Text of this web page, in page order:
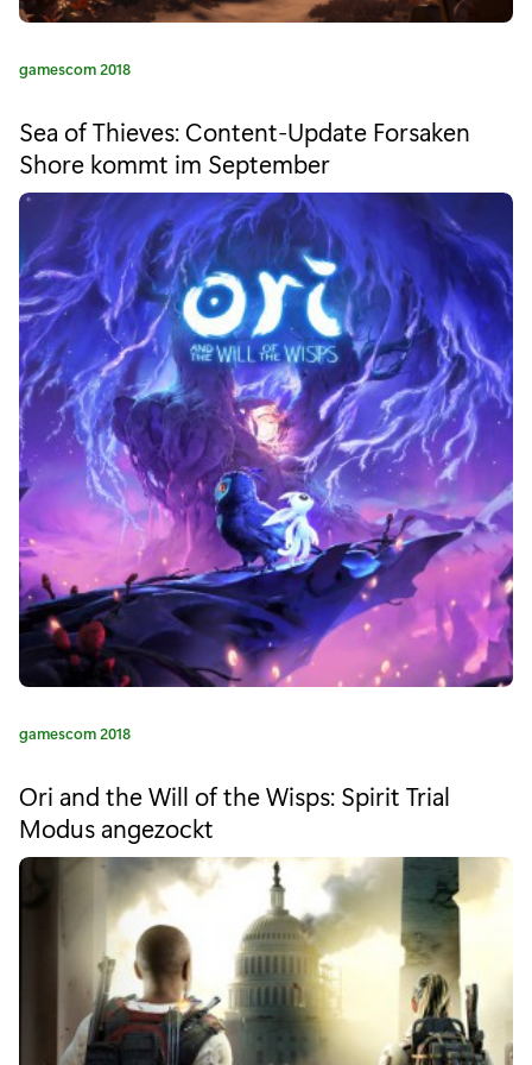
W
N
’
S
B
A
T
T
L
E
G
R
O
U
S
:
V
e
r
ö
K
e
g
o
e
:
gamescom 2018
Sea of Thieves: Content-Update Forsaken
Shore kommt im September
K
e
g
o
gamescom 2018
Ori and the Will of the Wisps: Spirit Trial
Modus angezockt